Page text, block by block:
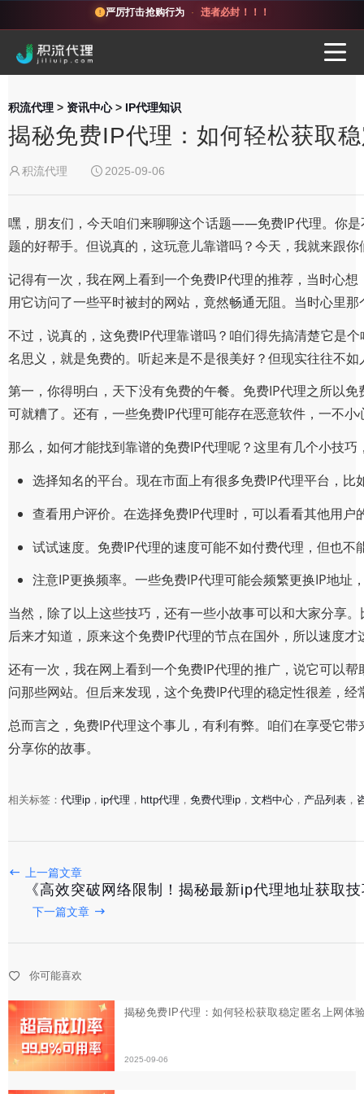
严厉打击抢购行为 · 违者必封！！！
积流代理 > 资讯中心> IP代理知识
揭秘免费IP代理：如何轻松获取
积流代理 2025-09-06
嘿，朋友们，今天咱们来聊聊这个话题——免费IP代理。你
题的好帮手。但说真的，这玩意儿靠谱吗？今天，我就来跟
记得有一次，我在网上看到一个免费IP代理的推荐，当时心
用它访问了一些平时被封的网站，竟然畅通无阻。当时心里
不过，说真的，这免费IP代理靠谱吗？咱们得先搞清楚它是
名思义，就是免费的。听起来是不是很美好？但现实往往不如
第一，你得明白，天下没有免费的午餐。免费IP代理之所以
可就糟了。还有，一些免费IP代理可能存在恶意软件，一不
那么，如何才能找到靠谱的免费IP代理呢？这里有几个小技巧
选择知名的平台。现在市面上有很多免费IP代理平台，
查看用户评价。在选择免费IP代理时，可以看看其他用
试试速度。免费IP代理的速度可能不如付费代理，但也
注意IP更换频率。一些免费IP代理可能会频繁更换IP地
当然，除了以上这些技巧，还有一些小故事可以和大家分享
后来才知道，原来这个免费IP代理的节点在国外，所以速度才
还有一次，我在网上看到一个免费IP代理的推广，说它可以
问那些网站。但后来发现，这个免费IP代理的稳定性很差，
总而言之，免费IP代理这个事儿，有利有弊。咱们在享受它
分享你的故事。
相关标签： 代理ip ， ip代理 ， http代理 ， 免费代理ip ， 文档中心 ， 产品列表 ，
上一篇文章
《高效突破网络限制！揭秘最新ip代理地址获取
下一篇文章
你可能喜欢
2025-09-06
《揭秘静态代理IP：隐藏在互联网背后的神秘使者》